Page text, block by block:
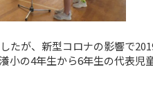
たが、新型コロナの影響で
小の4年生から6年生の代表児